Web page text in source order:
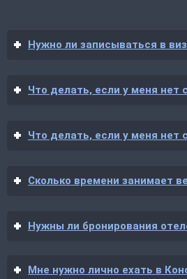
Нужно ли записываться в
Что делать, если у меня нет
Что делать, если у меня нет
Сколько времени занимает
Нужны ли бронирования
Мне нужно лично ехать в